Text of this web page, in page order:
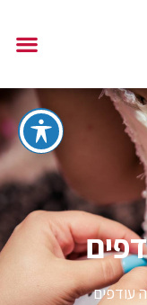
עודפים